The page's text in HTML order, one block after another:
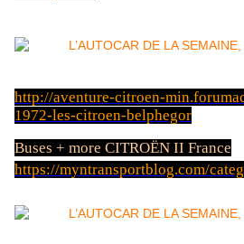
http://aventure-citroen-
1972-les-citroen-belphegor
Buses + more CITROËN II France
https://myntransportblog.com/